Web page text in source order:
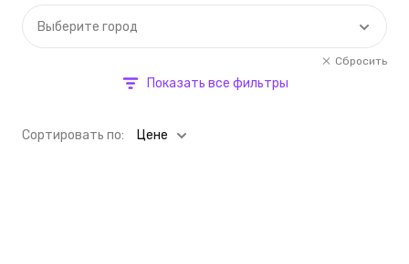
Выберите город
Сбросить
Показать все фильтры
Cортировать по: Цене